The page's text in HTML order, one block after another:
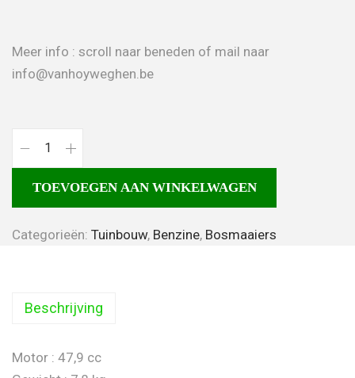
Meer info : scroll naar beneden of mail naar
info@vanhoyweghen.be
TOEVOEGEN AAN WINKELWAGEN
Categorieën: Tuinbouw, Benzine, Bosmaaiers
Beschrijving
Motor : 47,9 cc